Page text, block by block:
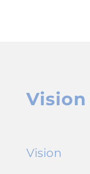
Vision
Vision